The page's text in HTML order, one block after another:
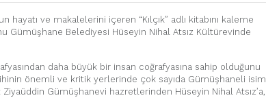
ve makalelerini içeren “Kılçık” adlı kitabını kaleme
Gümüşhane Belediyesi Hüseyin Nihal Atsız Kültürevinde
daha büyük bir insan coğrafyasına sahip olduğunu
önemli ve kritik yerlerinde çok sayıda Gümüşhaneli isim
Gümüşhanevi hazretlerinden Hüseyin Nihal Atsız’a,